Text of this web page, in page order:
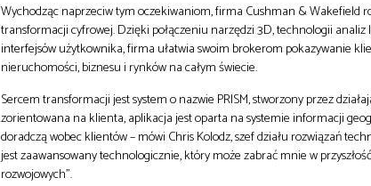
Wychodząc naprzeciw tym oczekiwaniom, firma Cushman & Wakefield
transformacji cyfrowej. Dzięki połączeniu narzędzi 3D, technologii
interfejsów użytkownika, firma ułatwia swoim brokerom pokazywanie
nieruchomości, biznesu i rynków na całym świecie.
Sercem transformacji jest system o nazwie PRISM, stworzony przez
zorientowana na klienta, aplikacja jest oparta na systemie informacji
doradczą wobec klientów – mówi Chris Kolodz, szef działu rozwiązań
jest zaawansowany technologicznie, który może zabrać mnie w
rozwojowych”.